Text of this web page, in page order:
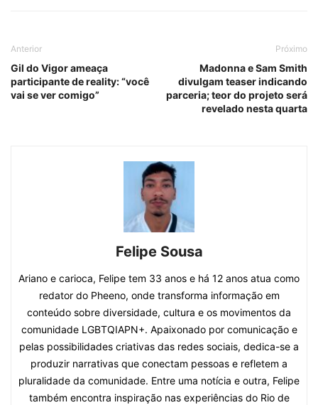
Anterior
Gil do Vigor ameaça
participante de reality: “você
vai se ver comigo”
Próximo
Madonna e Sam Smith
divulgam teaser indicando
parceria; teor do projeto será
revelado nesta quarta
Felipe Sousa
Ariano e carioca, Felipe tem 33 anos e há 12 anos atua como
redator do Pheeno, onde transforma informação em
conteúdo sobre diversidade, cultura e os movimentos da
comunidade LGBTQIAPN+. Apaixonado por comunicação e
pelas possibilidades criativas das redes sociais, dedica-se a
produzir narrativas que conectam pessoas e refletem a
pluralidade da comunidade. Entre uma notícia e outra, Felipe
também encontra inspiração nas experiências do Rio de